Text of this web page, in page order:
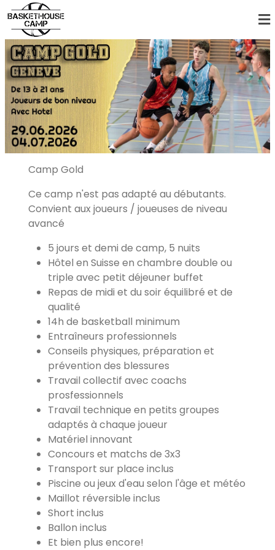
Camp Gold
Ce camp n'est pas adapté au débutants.
Convient aux joueurs / joueuses de niveau
avancé
5 jours et demi de camp, 5 nuits
Hôtel en Suisse en chambre double ou
triple avec petit déjeuner buffet
Repas de midi et du soir équilibré et de
qualité
14h de basketball minimum
Entraîneurs professionnels
Conseils physiques, préparation et
prévention des blessures
Travail collectif avec coachs
prosfessionnels
Travail technique en petits groupes
adaptés à chaque joueur
Matériel innovant
Concours et matchs de 3x3
Transport sur place inclus
Piscine ou jeux d'eau selon l'âge et météo
Maillot réversible inclus
Short inclus
Ballon inclus
Et bien plus encore!